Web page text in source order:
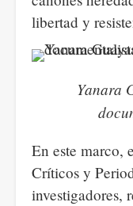
libertad y
Yanara
En este marco,
Críticos y
investigadores,